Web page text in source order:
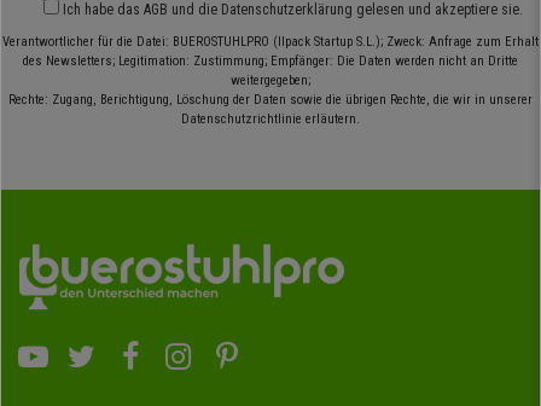
Ich habe das AGB und die Datenschutzerklärung gelesen und akzeptiere sie.
Verantwortlicher für die Datei: BUEROSTUHLPRO (Ilpack Startup S.L.); Zweck: Anfrage zum Erhalt
des Newsletters; Legitimation: Zustimmung; Empfänger: Die Daten werden nicht an Dritte
weitergegeben;
Rechte: Zugang, Berichtigung, Löschung der Daten sowie die übrigen Rechte, die wir in unserer
Datenschutzrichtlinie erläutern.